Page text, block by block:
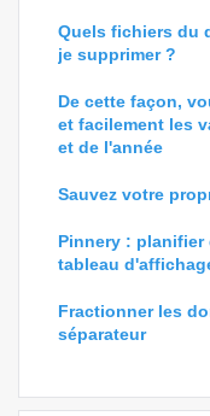
Quels fichiers du
je supprimer ?
De cette façon,
et facilement les
et de l'année
Sauvez votre
Pinnery : planifier
tableau
Fractionner les
séparateur